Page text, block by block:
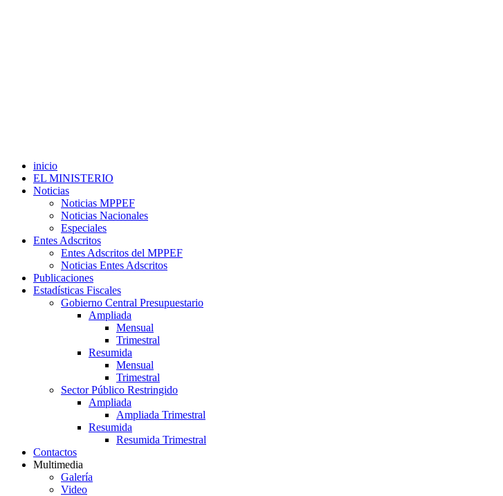
inicio
EL MINISTERIO
Noticias
Noticias MPPEF
Noticias Nacionales
Especiales
Entes Adscritos
Entes Adscritos del MPPEF
Noticias Entes Adscritos
Publicaciones
Estadísticas Fiscales
Gobierno Central Presupuestario
Ampliada
Mensual
Trimestral
Resumida
Mensual
Trimestral
Sector Público Restringido
Ampliada
Ampliada Trimestral
Resumida
Resumida Trimestral
Contactos
Multimedia
Galería
Video